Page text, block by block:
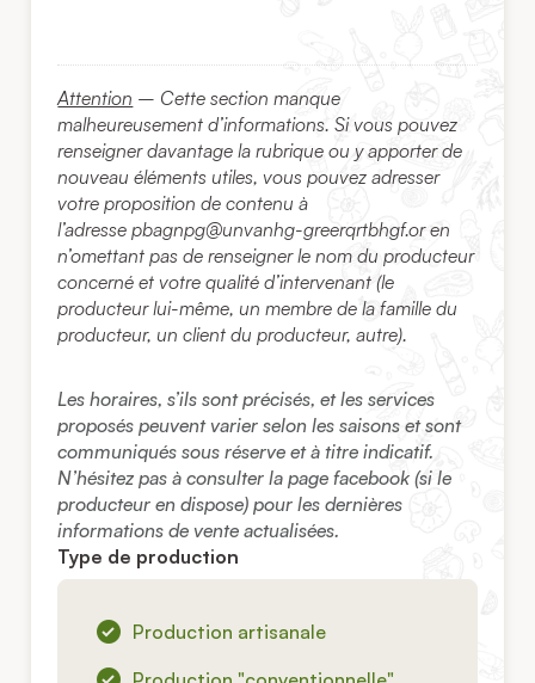
Attention – Cette section manque
malheureusement d’informations. Si vous pouvez
renseigner davantage la rubrique ou y apporter de
nouveau éléments utiles, vous pouvez adresser
votre proposition de contenu à
l’adressepbagnpg@unvanhg-greerqrtbhgf.oren
n’omettant pas de renseigner le nom du producteur
concerné et votre qualité d’intervenant (le
producteur lui-même, un membre de la famille du
producteur, un client du producteur, autre).
Les horaires, s’ils sont précisés, et les services
proposés peuvent varier selon les saisons et sont
communiqués sous réserve et à titre indicatif.
N’hésitez pas à consulter la page facebook (si le
producteur en dispose) pour les dernières
informations de vente actualisées.
Type de production
Production artisanale